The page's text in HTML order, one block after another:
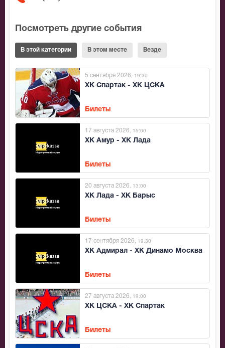
Посмотреть другие события
В этой категории В этом месте Везде
ХК Спартак - ХК ЦСКА
5 сентября 2026 , 19:30
Билеты
ХК Амур - ХК Лада
17 августа 2026 , 15:00
Билеты
ХК Лада - ХК Барыс
20 августа 2026 , 13:00
Билеты
ХК Адмирал - ХК Динамо Москва
17 сентября 2026 , 19:30
Билеты
ХК ЦСКА - ХК Спартак
27 августа 2026 , 19:00
Билеты